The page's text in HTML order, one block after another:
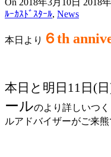
ﾙｰｶｽﾄﾞｽﾀｰﾙ, News
本日より ６th
本日と明日11日(
ールのより詳しいつ
ルアドバイザーがご来熊